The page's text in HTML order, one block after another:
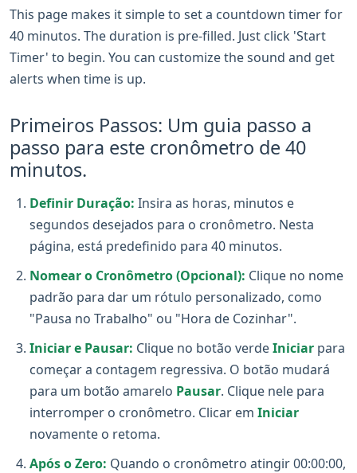
This page makes it simple to set a countdown timer for
40 minutos. The duration is pre-filled. Just click 'Start
Timer' to begin. You can customize the sound and get
alerts when time is up.
Primeiros Passos: Um guia passo a
passo para este cronômetro de 40
minutos.
Definir Duração: Insira as horas, minutos e
segundos desejados para o cronômetro. Nesta
página, está predefinido para 40 minutos.
Nomear o Cronômetro (Opcional): Clique no nome
padrão para dar um rótulo personalizado, como
"Pausa no Trabalho" ou "Hora de Cozinhar".
Iniciar e Pausar: Clique no botão verdeIniciar para
começar a contagem regressiva. O botão mudará
para um botão amarelo Pausar. Clique nele para
interromper o cronômetro. Clicar em Iniciar
novamente o retoma.
Após o Zero: Quando o cronômetro atingir 00:00:00,